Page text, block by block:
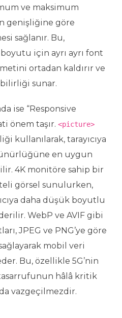
ve maksimum
genişliğine göre
sağlanır. Bu,
boyutu için ayrı ayrı font
ortadan kaldırır ve
sunar.
ise “Responsive
önem taşır.<picture>
kullanılarak, tarayıcıya
en uygun
4K monitöre sahip bir
görsel sunulurken,
daha düşük boyutlu
WebP ve AVIF gibi
JPEG ve PNG’ye göre
mobil veri
Bu, özellikle 5G’nin
tasarrufunun hâlâ kritik
vazgeçilmezdir.